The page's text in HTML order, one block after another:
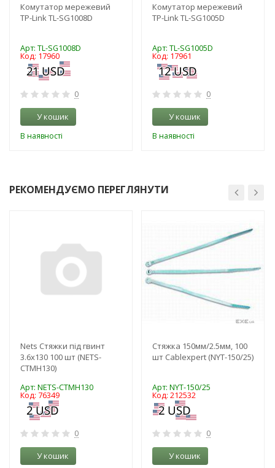
Комутатор мережевий
TP-Link TL-SG1008D
Арт: TL-SG1008D
Код: 17960
0
У кошик
В наявності
Комутатор мережевий
TP-Link TL-SG1005D
Арт: TL-SG1005D
Код: 17961
0
У кошик
В наявності
РЕКОМЕНДУЄМО ПЕРЕГЛЯНУТИ
Nets Стяжки під гвинт
3.6x130 100 шт (NETS-
CTMH130)
Арт: NETS-CTMH130
Код: 76349
0
У кошик
Стяжка 150мм/2.5мм, 100
шт Cablexpert (NYT-150/25)
Арт: NYT-150/25
Код: 212532
0
У кошик